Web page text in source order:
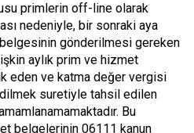
primlerin off-line olarak
nedeniyle, bir sonraki aya
gönderilmesi gereken
aylık prim ve hizmet
eden ve katma değer vergisi
suretiyle tahsil edilen
Bu
belgelerinin 06111 kanun